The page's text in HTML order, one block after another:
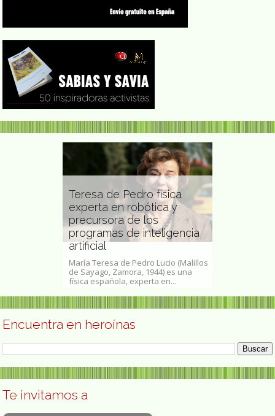
Teresa de Pedro física
experta en robótica y
precursora de los
programas de inteligencia
artificial
María Teresa de Pedro Lucio​ (Malillos
de Sayago, Zamora, 1944) es una
física española, experta en...
Encuentra en heroínas
Te invitamos a